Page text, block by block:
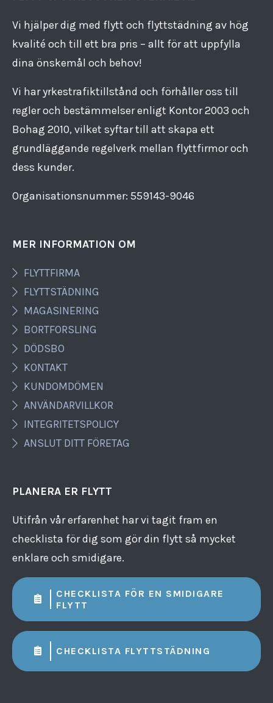
Vi hjälper dig med flytt och flyttstädning av hög
kvalité och till ett bra pris – allt för att uppfylla
dina önskemål och behov!
Vi har yrkestrafiktillstånd och förhåller oss till
regler och bestämmelser enligt Kontor 2003 och
Bohag 2010, vilket syftar till att skapa ett
grundläggande regelverk mellan flyttfirmor och
dess kunder.
Organisationsnummer: 559143​-​9046
MER INFORMATION OM
FLYTTFIRMA
FLYTTSTÄDNING
MAGASINERING
BORTFORSLING
DÖDSBO
KONTAKT
KUNDOMDÖMEN
ANVÄNDARVILLKOR
INTEGRITETSPOLICY
ANSLUT DITT FÖRETAG
PLANERA ER FLYTT
Utifrån vår erfarenhet har vi tagit fram en
checklista för dig som gör din flytt så mycket
enklare och smidigare.
CHECKLISTA FÖR EN SMIDIGARE
FLYTT
CHECKLISTA FLYTTSTÄDNING